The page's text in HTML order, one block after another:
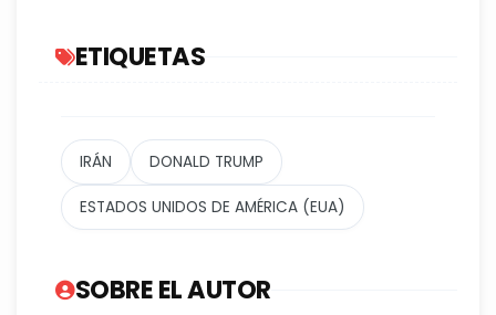
ETIQUETAS
IRÁN DONALD TRUMP
ESTADOS UNIDOS DE AMÉRICA (EUA)
SOBRE EL AUTOR